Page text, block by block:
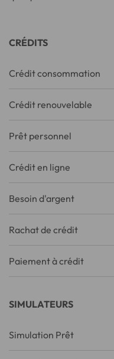
CRÉDITS
Crédit consommation
Crédit renouvelable
Prêt personnel
Crédit en ligne
Besoin d'argent
Rachat de crédit
Paiement à crédit
SIMULATEURS
Simulation Prêt